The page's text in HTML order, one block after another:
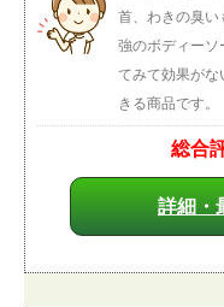
首、わきの臭
強のボディーソ
てみて効果が
きる商品です。
総合
詳細・